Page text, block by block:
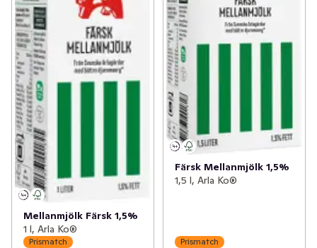
Mellanmjölk Färsk 1,5%
1 l, Arla Ko®
Prismatch
Färsk Mellanmjölk 1,5%
1,5 l, Arla Ko®
Prismatch